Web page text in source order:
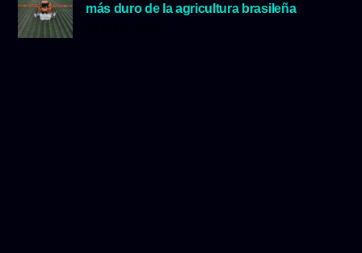
más duro de la agricultura brasileña